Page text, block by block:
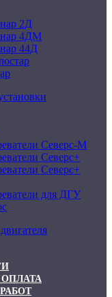
2Д
4ДМ
44Д
Северс-М
Северс+
Северс+
для ДГУ